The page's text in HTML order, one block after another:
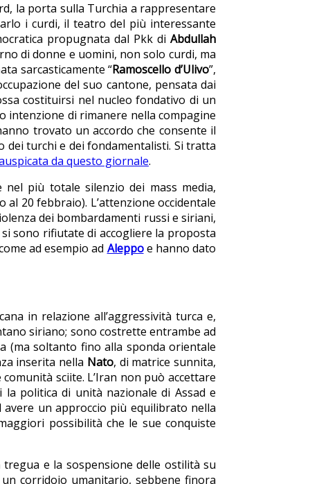
la porta sulla Turchia a rappresentare
i curdi, il teatro del più interessante
propugnata dal Pkk diAbdullah
di donne e uomini, non solo curdi, ma
sarcasticamente “Ramoscello d’Ulivo”,
del suo cantone, pensata dai
costituirsi nel nucleo fondativo di un
intenzione di rimanere nella compagine
trovato un accordo che consente il
dei turchi e dei fondamentalisti. Si tratta
da questo giornale.
più totale silenzio dei mass media,
20 febbraio). L’attenzione occidentale
dei bombardamenti russi e siriani,
sono rifiutate di accogliere la proposta
ad esempio ad Aleppo e hanno dato
in relazione all’aggressività turca e,
siriano; sono costrette entrambe ad
(ma soltanto fino alla sponda orientale
inserita nella Nato, di matrice sunnita,
sciite. L’Iran non può accettare
politica di unità nazionale di Assad e
avere un approccio più equilibrato nella
possibilità che le sue conquiste
tregua e la sospensione delle ostilità su
corridoio umanitario, sebbene finora